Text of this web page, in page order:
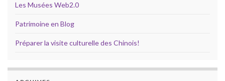
Les Musées Web2.0
Patrimoine en Blog
Préparer la visite culturelle des Chinois!